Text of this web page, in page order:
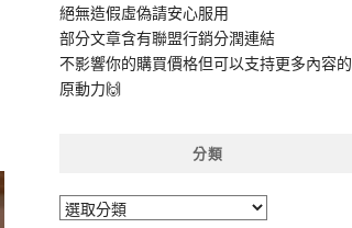
絕無造假虛偽請安心服用
部分文章含有聯盟行銷分潤連結
不影響你的購買價格但可以支持更多內容的
原動力🙌
分類
分